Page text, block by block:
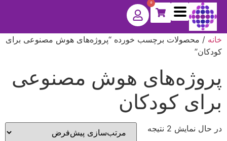
0
خانه / محصولات برچسب خورده “پروژه‌های هوش مصنوعی برای
کودکان”
پروژه‌های هوش مصنوعی
برای کودکان
در حال نمایش 2 نتیجه